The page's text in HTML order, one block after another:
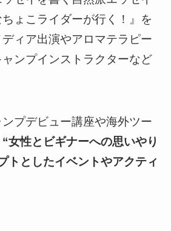
ょこライダーが行く！』を
ィア出演やアロマテラピー
ンプインストラクターなど
プデビュー講座や海外ツー
“女性とビギナーへの思いやり
トとしたイベントやアクティ